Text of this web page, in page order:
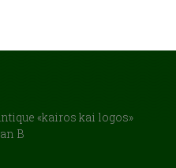
«kairos kai logos»
B